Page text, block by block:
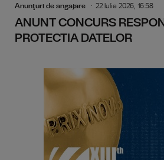
Anunţuri de angajare 22 Iulie 2026, 16:58
ANUNT CONCURS
PROTECTIA DATELOR